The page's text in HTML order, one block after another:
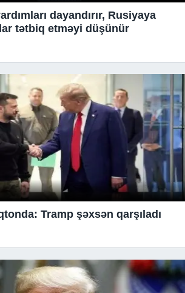
dayandırır, Rusiyaya
tətbiq etməyi düşünür
Tramp şəxsən qarşıladı